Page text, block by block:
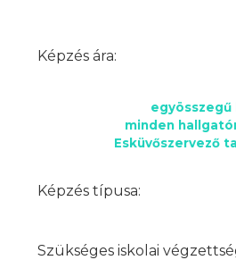
Képzés ára:
minden
Esküvőszervező
Képzés típusa:
Szükséges iskolai